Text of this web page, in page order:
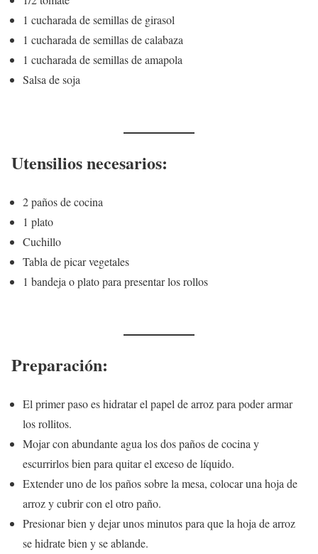
1 cucharada de semillas de girasol
1 cucharada de semillas de calabaza
1 cucharada de semillas de amapola
Salsa de soja
Utensilios necesarios:
2 paños de cocina
1 plato
Cuchillo
Tabla de picar vegetales
1 bandeja o plato para presentar los rollos
Preparación:
El primer paso es hidratar el papel de arroz para poder armar
los rollitos.
Mojar con abundante agua los dos paños de cocina y
escurrirlos bien para quitar el exceso de líquido.
Extender uno de los paños sobre la mesa, colocar una hoja de
arroz y cubrir con el otro paño.
Presionar bien y dejar unos minutos para que la hoja de arroz
se hidrate bien y se ablande.